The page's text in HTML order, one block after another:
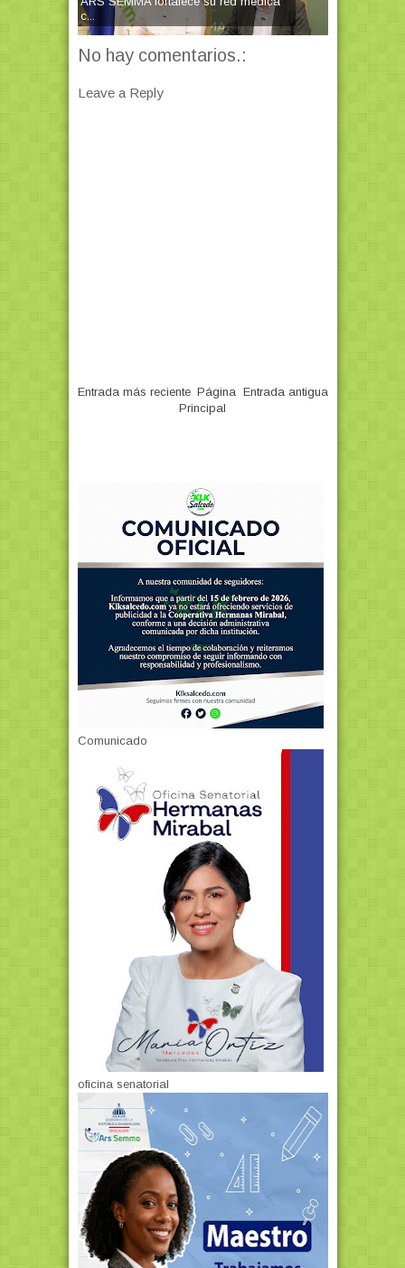
c...
No hay comentarios.:
Leave a Reply
Entrada más reciente Entrada antigua
Página
Principal
Comunicado
oficina senatorial